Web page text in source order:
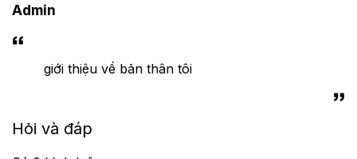
Admin
giới thiệu về bản thân tôi
Hỏi và đáp